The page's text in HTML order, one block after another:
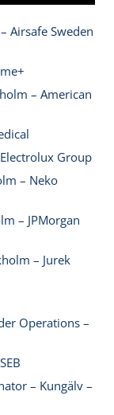
Airsafe Sweden
– American
Group
– Neko
– JPMorgan
– Jurek
Operations –
– Kungälv –